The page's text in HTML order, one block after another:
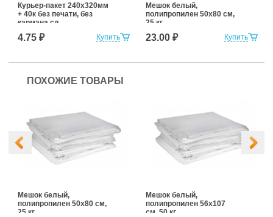
Купить
Курьер-пакет 240х320мм
+ 40к без печати, без
кармана сд
4.75 ₽ Купить
Мешок белый,
полипропилен 50x80 см,
25 кг
23.00 ₽
ПОХОЖИЕ ТОВАРЫ
Мешок белый,
полипропилен 50x80 см,
25 кг
Мешок белый,
полипропилен 56x107
см, 50 кг